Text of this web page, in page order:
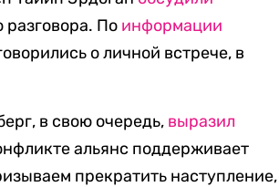
По информации
о личной встрече, в
в свою очередь, выразил
альянс поддерживает
прекратить наступление,